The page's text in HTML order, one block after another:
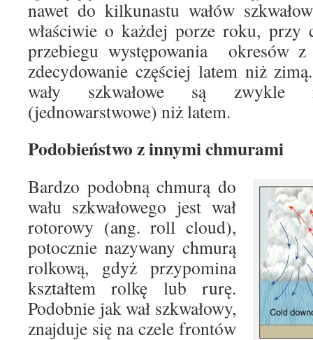
nawet do kilkunastu wałów
właściwie o każdej porze roku, przy
przebiegu występowania okresów
zdecydowanie częściej latem niż
wały szkwałowe są zwykle
(jednowarstwowe) niż latem.
Podobieństwo z innymi chmurami
Bardzo podobną chmurą do
wału szkwałowego jest wał
rotorowy (ang. roll cloud),
potocznie nazywany chmurą
rolkową, gdyż przypomina
kształtem rolkę lub rurę.
Podobnie jak wał szkwałowy,
znajduje się na czele frontów